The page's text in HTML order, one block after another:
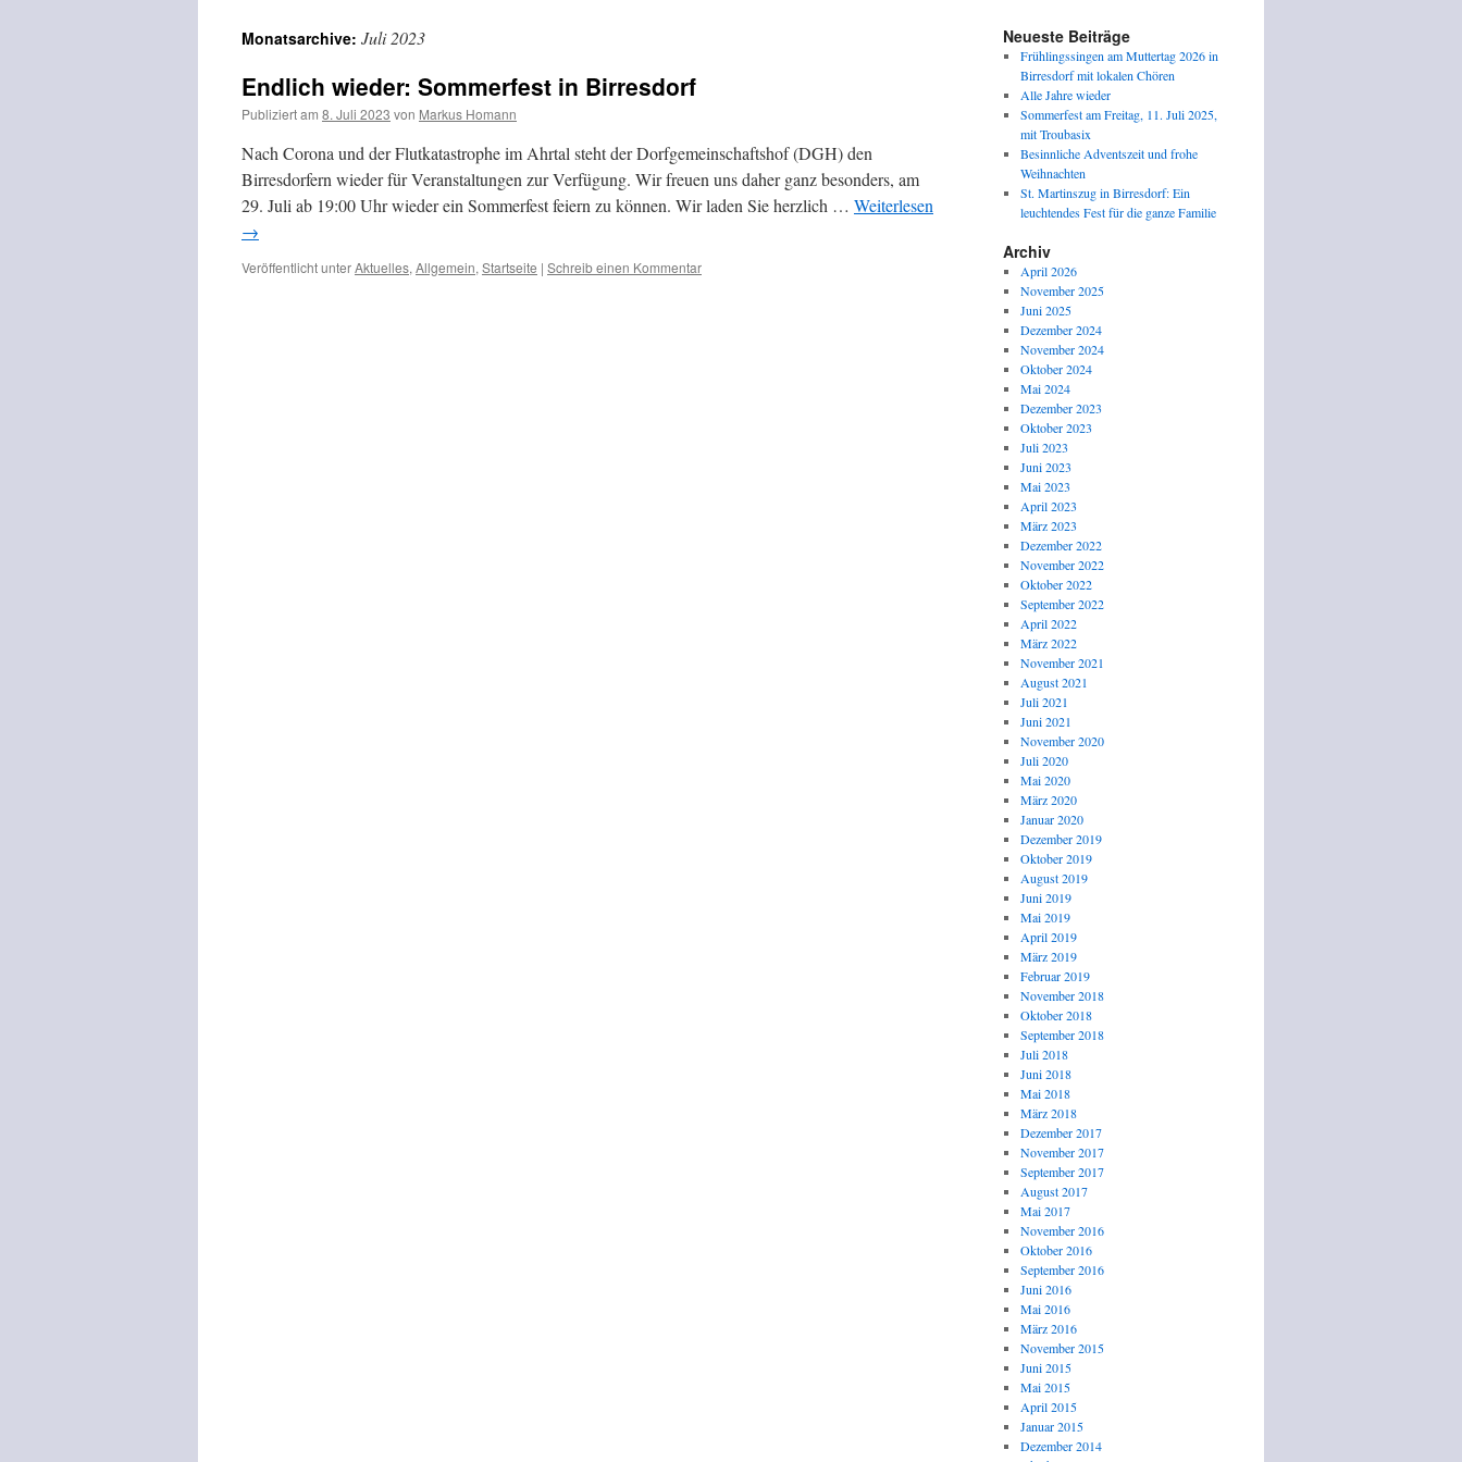
springen
Monatsarchive: Juli 2023
Endlich wieder: Sommerfest in Birresdorf
Publiziert am 8. Juli 2023 von Markus Homann
Nach Corona und der Flutkatastrophe im Ahrtal steht der Dorfgemeinschaftshof (DGH) den
Birresdorfern wieder für Veranstaltungen zur Verfügung. Wir freuen uns daher ganz besonders, am
29. Juli ab 19:00 Uhr wieder ein Sommerfest feiern zu können. Wir laden Sie herzlich … Weiterlesen
→
Veröffentlicht unterAktuelles, Allgemein, Startseite | Schreib einen Kommentar
Neueste Beiträge
Frühlingssingen am Muttertag 2026 in
Birresdorf mit lokalen Chören
Alle Jahre wieder
Sommerfest am Freitag, 11. Juli 2025,
mit Troubasix
Besinnliche Adventszeit und frohe
Weihnachten
St. Martinszug in Birresdorf: Ein
leuchtendes Fest für die ganze Familie
Archiv
April 2026
November 2025
Juni 2025
Dezember 2024
November 2024
Oktober 2024
Mai 2024
Dezember 2023
Oktober 2023
Juli 2023
Juni 2023
Mai 2023
April 2023
März 2023
Dezember 2022
November 2022
Oktober 2022
September 2022
April 2022
März 2022
November 2021
August 2021
Juli 2021
Juni 2021
November 2020
Juli 2020
Mai 2020
März 2020
Januar 2020
Dezember 2019
Oktober 2019
August 2019
Juni 2019
Mai 2019
April 2019
März 2019
Februar 2019
November 2018
Oktober 2018
September 2018
Juli 2018
Juni 2018
Mai 2018
März 2018
Dezember 2017
November 2017
September 2017
August 2017
Mai 2017
November 2016
Oktober 2016
September 2016
Juni 2016
Mai 2016
März 2016
November 2015
Juni 2015
Mai 2015
April 2015
Januar 2015
Dezember 2014